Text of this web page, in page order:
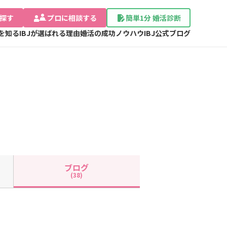
す プロに相談する
簡単1分 婚活診断
知るIBJが選ばれる理由婚活の成功ノウハウIBJ公式ブログ
ブログ
(38)